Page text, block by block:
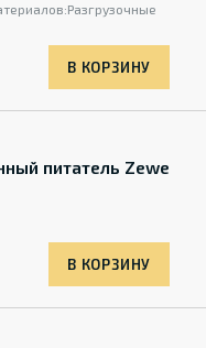
Разгрузочные
В КОРЗИНУ
питатель Zewe
В КОРЗИНУ